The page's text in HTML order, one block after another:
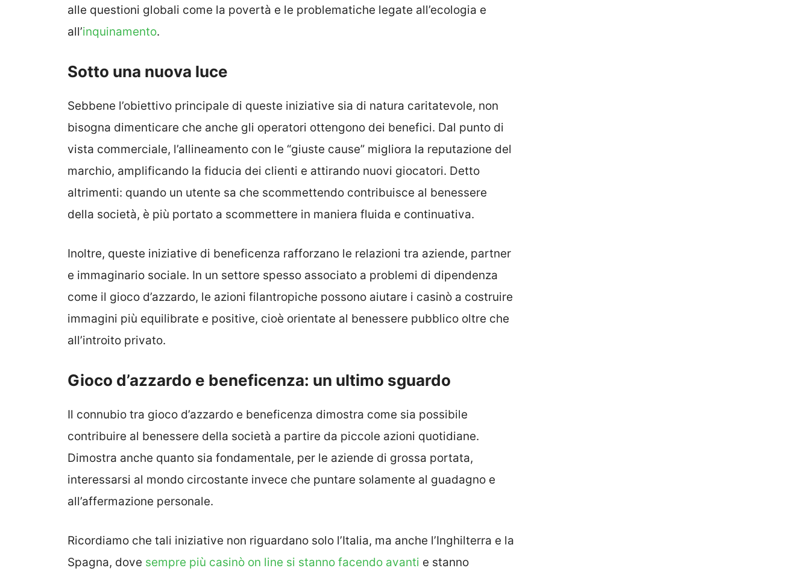
alle questioni globali come la povertà e le problematiche legate all’ecologia e
all’inquinamento.
Sotto una nuova luce
Sebbene l’obiettivo principale di queste iniziative sia di natura caritatevole, non
bisogna dimenticare che anche gli operatori ottengono dei benefici. Dal punto di
vista commerciale, l’allineamento con le “giuste cause” migliora la reputazione del
marchio, amplificando la fiducia dei clienti e attirando nuovi giocatori. Detto
altrimenti: quando un utente sa che scommettendo contribuisce al benessere
della società, è più portato a scommettere in maniera fluida e continuativa.
Inoltre, queste iniziative di beneficenza rafforzano le relazioni tra aziende, partner
e immaginario sociale. In un settore spesso associato a problemi di dipendenza
come il gioco d’azzardo, le azioni filantropiche possono aiutare i casinò a costruire
immagini più equilibrate e positive, cioè orientate al benessere pubblico oltre che
all’introito privato.
Gioco d’azzardo e beneficenza: un ultimo sguardo
Il connubio tra gioco d’azzardo e beneficenza dimostra come sia possibile
contribuire al benessere della società a partire da piccole azioni quotidiane.
Dimostra anche quanto sia fondamentale, per le aziende di grossa portata,
interessarsi al mondo circostante invece che puntare solamente al guadagno e
all’affermazione personale.
Ricordiamo che tali iniziative non riguardano solo l’Italia, ma anche l’Inghilterra e la
Spagna, dove sempre più casinò on line si stanno facendo avanti e stanno